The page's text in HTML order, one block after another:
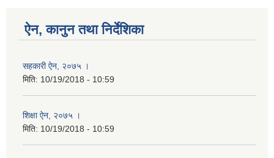
ऐन, कानुन तथा निर्देशिका
सहकारी ऐन, २०७५ ।
मिति: 10/19/2018 - 10:59
शिक्षा ऐन, २०७५ ।
मिति: 10/19/2018 - 10:59